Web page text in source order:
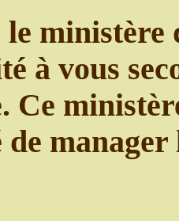
ministère
à vous
Ce
de